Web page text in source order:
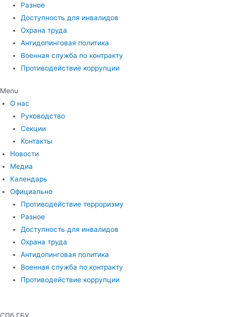
Разное
Доступность для инвалидов
Охрана труда
Антидопинговая политика
Военная служба по контракту
Противодействие коррупции
Menu
О нас
Руководство
Секции
Контакты
Новости
Медиа
Календарь
Официально
Противодействие терроризму
Разное
Доступность для инвалидов
Охрана труда
Антидопинговая политика
Военная служба по контракту
Противодействие коррупции